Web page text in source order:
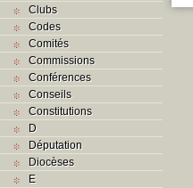
Clubs
Codes
Comités
Commissions
Conférences
Conseils
Constitutions
D
Députation
Diocèses
E